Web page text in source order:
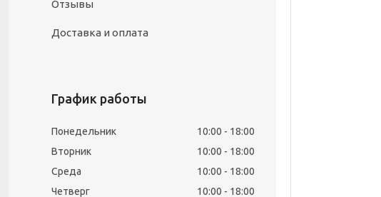
Отзывы
Доставка и оплата
График работы
Понедельник 10:00
18:00
Вторник
10:00
18:00
Среда
10:00
18:00
Четверг
10:00
18:00